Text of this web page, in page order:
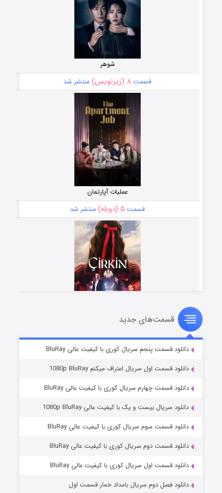
شوهر
قسمت ۸ (زیرنویس) منتشر شد
عملیات آپارتمان
قسمت ۵ (دوبله) منتشر شد
سریال زشت
قسمت۲ (زیرنویس) منتشر شد
مردگان متحرک: شهر مرده ۳
قسمت۲ (زیرنویس) منتشر شد
قسمت‌های جدید
دانلود قسمت پنجم سریال کوری با کیفیت عالی BluRay
دانلود قسمت اول سریال اعتراف میکنم 1080p BluRay
دانلود قسمت چهارم سریال کوری با کیفیت عالی BluRay
دانلود سریال بیست و یک با کیفیت عالی 1080p BluRay
دانلود قسمت سوم سریال کوری با کیفیت عالی BluRay
دانلود قسمت دوم سریال کوری با کیفیت عالی BluRay
دانلود قسمت اول سریال کوری با کیفیت عالی BluRay
دانلود فصل دوم سریال بامداد خمار قسمت اول